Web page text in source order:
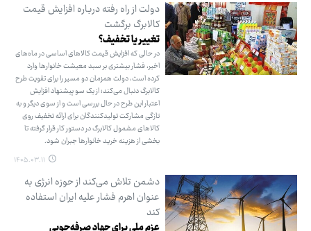
دولت از راه رفته درباره افزایش قیمت
کالابرگ برگشت
تغییر یا تخفیف؟
در حالی که افزایش قیمت کالاهای اساسی در ماه‌های
اخیر، فشار بیشتری بر سبد معیشت خانوارها وارد
کرده است، دولت همزمان دو مسیر را برای تقویت طرح
کالابرگ دنبال می‌کند؛ از یک سو پیشنهاد افزایش
اعتبار این طرح در حال بررسی است و از سوی دیگر و به
تازگی مشارکت تولیدکنندگان برای ارائه تخفیف روی
کالاهای مشمول کالابرگ در دستور کار قرار گرفته تا
بخشی از هزینه خرید خانوارها جبران شود.
۱۴۰۵.۰۳.۱۱
دشمن تلاش می‌کند از حوزه انرژی به
عنوان اهرم فشار علیه ایران استفاده
کند